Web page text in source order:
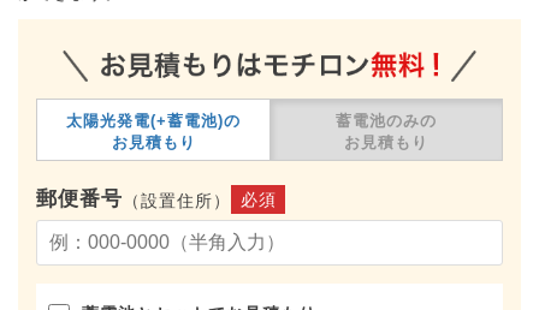
太陽光発電(+蓄電池)の
お見積もり
蓄電池のみの
お見積もり
郵便番号 （設置住所） 必須